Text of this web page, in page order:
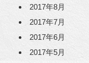
2017年8月
2017年7月
2017年6月
2017年5月